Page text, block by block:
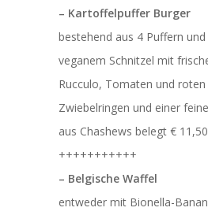
– Kartoffelpuffer Burger
bestehend aus 4 Puffern
veganem Schnitzel mit
Rucculo, Tomaten und roten
Zwiebelringen und einer
aus Chashews belegt € 11,50
+++++++++++
– Belgische Waffel
entweder mit Bionella-